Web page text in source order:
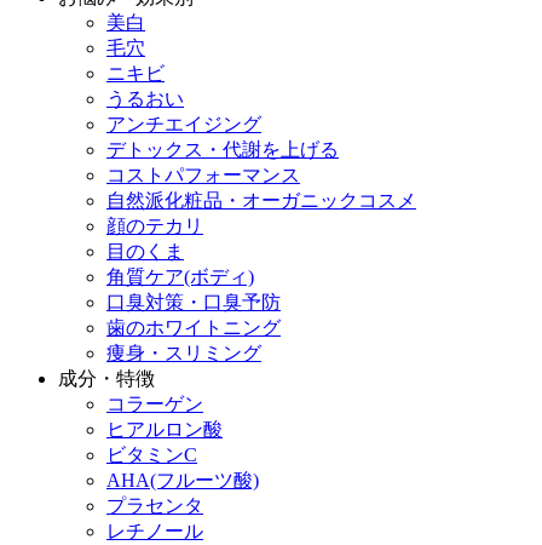
美白
毛穴
ニキビ
うるおい
アンチエイジング
デトックス・代謝を上げる
コストパフォーマンス
自然派化粧品・オーガニックコスメ
顔のテカリ
目のくま
角質ケア(ボディ)
口臭対策・口臭予防
歯のホワイトニング
痩身・スリミング
成分・特徴
コラーゲン
ヒアルロン酸
ビタミンC
AHA(フルーツ酸)
プラセンタ
レチノール